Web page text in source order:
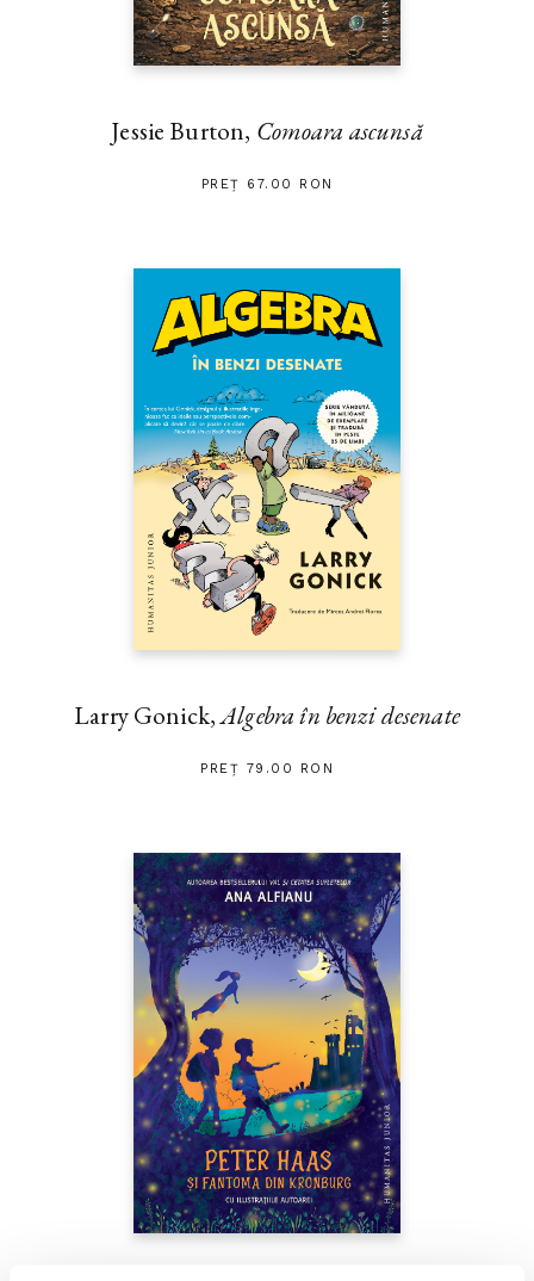
Jessie Burton, Comoara ascunsă
PREȚ 67.00 RON
Larry Gonick,Algebra în benzi desenate
PREȚ 79.00 RON